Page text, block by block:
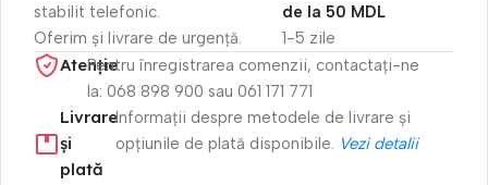
stabilit telefonic.
Oferim și livrare de urgență.
1-5 zile
de la 50 MDL
Atenție​Pentru înregistrarea comenzii, contactați-ne
la: 068 898 900 sau 061 171 771
Livrare
și
plată
Informații despre metodele de livrare și
opțiunile de plată disponibile. Vezi detalii